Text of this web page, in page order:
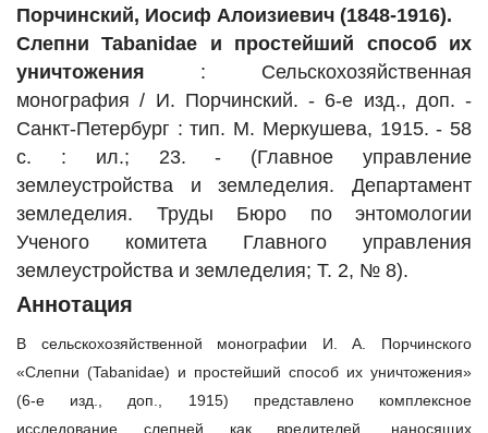
Порчинский, Иосиф Алоизиевич (1848-1916).
Слепни Tabanidae и простейший способ их
уничтожения : Сельскохозяйственная
монография / И. Порчинский. - 6-е изд., доп. -
Санкт-Петербург : тип. М. Меркушева, 1915. - 58
с. : ил.; 23. - (Главное управление
землеустройства и земледелия. Департамент
земледелия. Труды Бюро по энтомологии
Ученого комитета Главного управления
землеустройства и земледелия; Т. 2, № 8).
Аннотация
В сельскохозяйственной монографии И. А. Порчинского
«Слепни (Tabanidae) и простейший способ их уничтожения»
(6‑е изд., доп., 1915) представлено комплексное
исследование слепней как вредителей, наносящих